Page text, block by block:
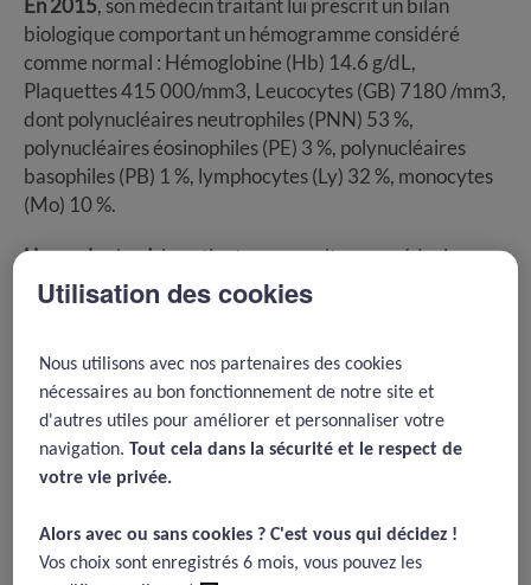
biologique comportant un hémogramme considéré
comme normal : Hémoglobine (Hb) 14.6 g/dL,
Plaquettes 415 000/mm3, Leucocytes (GB) 7180 /mm3,
dont polynucléaires neutrophiles (PNN) 53 %,
polynucléaires éosinophiles (PE) 3 %, polynucléaires
basophiles (PB) 1 %, lymphocytes (Ly) 32 %, monocytes
(Mo) 10 %.
Un an plus tard, la patiente reconsulte son médecin
traitant. Ce dernier lui prescrit un nouveau bilan sanguin
probable infection urinaire.
L’hémogramme se révèle anormal: Hb 15.9 g/dL,
Plaquettes 894 000 /mm3, GB 41 000/mm3
comportant une importante basophilie (816/mm3) et
métamyélocytes, myélocytes et promyélocytes. Pas de
blastes circulants observés. La CRP est normale (< 5
Utilisation des cookies
Nous utilisons avec nos partenaires des cookies
nécessaires au bon fonctionnement de notre site et
d'autres utiles pour améliorer et personnaliser votre
navigation.Tout cela dans la sécurité et le respect de
votre vie privée.​
Alors avec ou sans cookies ? C'est vous qui décidez !​
Vos choix sont enregistrés 6 mois, vous pouvez les